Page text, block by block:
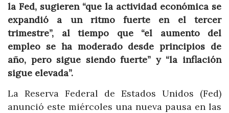
la Fed, sugieren “que la actividad económica se
expandió a un ritmo fuerte en el tercer
trimestre”, al tiempo que “el aumento del
empleo se ha moderado desde principios de
año, pero sigue siendo fuerte” y “la inflación
sigue elevada”.
La Reserva Federal de Estados Unidos (Fed)
anunció este miércoles una nueva pausa en las